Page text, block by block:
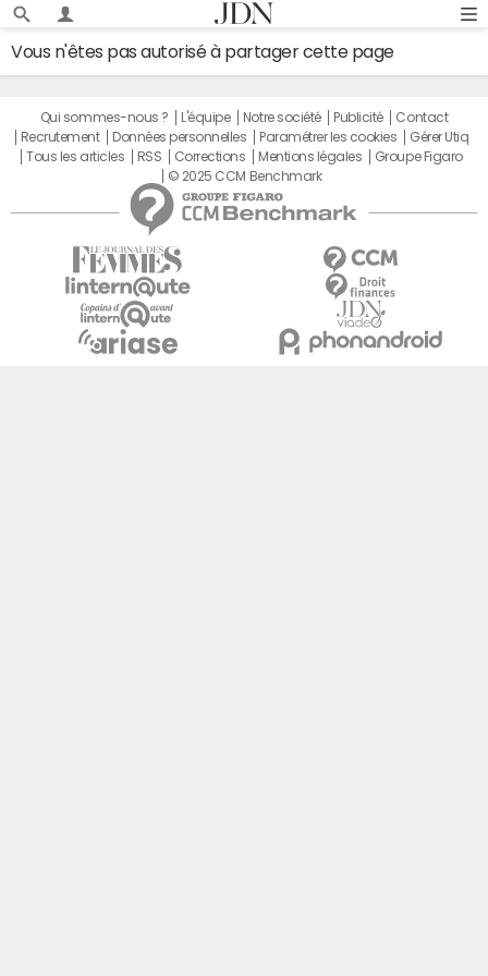
Vous n'êtes pas autorisé à partager cette page
Qui sommes-nous ? L'équipe Notre société Publicité
Contact
Recrutement
Données personnelles Paramétrer les cookies
Gérer Utiq
Tous les articles
RSS Corrections Mentions légales
Groupe Figaro
© 2025 CCM Benchmark